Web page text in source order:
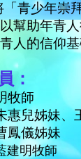
「青少年崇
幫助年青人
人的信仰基
：
牧師
惠兒姊妹、
鳳儀姊妹
建明牧師